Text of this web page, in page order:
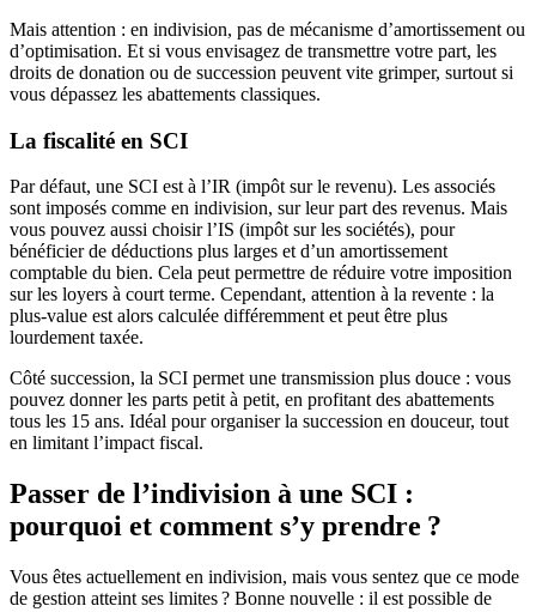
Mais attention : en indivision, pas de mécanisme d’amortissement ou
d’optimisation. Et si vous envisagez de transmettre votre part, les
droits de donation ou de succession peuvent vite grimper, surtout si
vous dépassez les abattements classiques.
La fiscalité en SCI
Par défaut, une SCI est à l’IR (impôt sur le revenu). Les associés
sont imposés comme en indivision, sur leur part des revenus. Mais
vous pouvez aussi choisir l’IS (impôt sur les sociétés), pour
bénéficier de déductions plus larges et d’un amortissement
comptable du bien. Cela peut permettre de réduire votre imposition
sur les loyers à court terme. Cependant, attention à la revente : la
plus-value est alors calculée différemment et peut être plus
lourdement taxée.
Côté succession, la SCI permet une transmission plus douce : vous
pouvez donner les parts petit à petit, en profitant des abattements
tous les 15 ans. Idéal pour organiser la succession en douceur, tout
en limitant l’impact fiscal.
Passer de l’indivision à une SCI :
pourquoi et comment s’y prendre ?
Vous êtes actuellement en indivision, mais vous sentez que ce mode
de gestion atteint ses limites ? Bonne nouvelle : il est possible de